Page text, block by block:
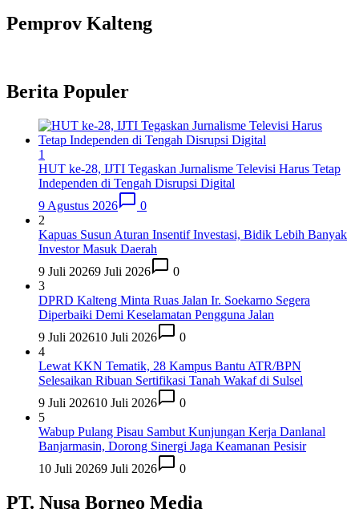
Pemprov Kalteng
Berita Populer
1
HUT ke-28, IJTI Tegaskan Jurnalisme Televisi Harus Tetap
Independen di Tengah Disrupsi Digital
9 Agustus 2026
0
2
Kapuas Susun Aturan Insentif Investasi, Bidik Lebih Banyak
Investor Masuk Daerah
9 Juli 20269 Juli 2026
0
3
DPRD Kalteng Minta Ruas Jalan Ir. Soekarno Segera
Diperbaiki Demi Keselamatan Pengguna Jalan
9 Juli 202610 Juli 2026
0
4
Lewat KKN Tematik, 28 Kampus Bantu ATR/BPN
Selesaikan Ribuan Sertifikasi Tanah Wakaf di Sulsel
9 Juli 202610 Juli 2026
0
5
Wabup Pulang Pisau Sambut Kunjungan Kerja Danlanal
Banjarmasin, Dorong Sinergi Jaga Keamanan Pesisir
10 Juli 20269 Juli 2026 0
PT. Nusa Borneo Media